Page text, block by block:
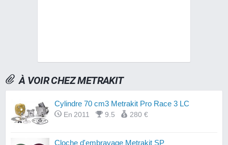
À VOIR CHEZ METRAKIT
Cylindre 70 cm3 Metrakit Pro Race 3 LC
En 2011 9.5 280 €
Cloche d'embrayage Metrakit SP